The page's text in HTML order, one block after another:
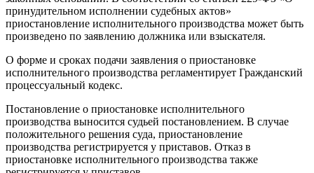
принудительном исполнении судебных актов»
приостановление исполнительного производства может быть
произведено по заявлению должника или взыскателя.
О форме и сроках подачи заявления о приостановке
исполнительного производства регламентирует Гражданский
процессуальный кодекс.
Постановление о приостановке исполнительного
производства выносится судьей постановлением. В случае
положительного решения суда, приостановление
производства регистрируется у приставов. Отказ в
приостановке исполнительного производства также